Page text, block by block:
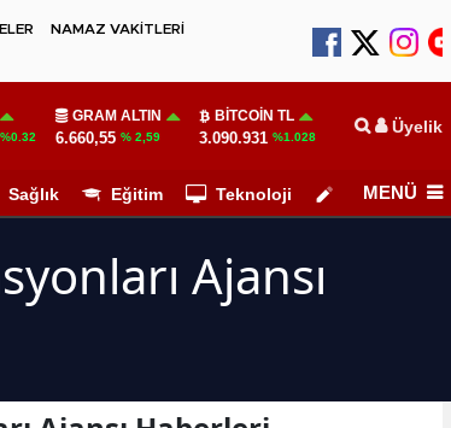
NAMAZ VAKİTLERİ
%0.32
GRAM ALTIN
6.660,55 % 2,59
BITCOIN TL
3.090.931 %1.028 Üyelik
Sağlık Eğitim Teknoloji Köşe Yazarları
MENÜ
Ajansı